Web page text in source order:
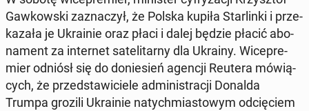
Gaw­kow­ski za­zna­czył, że Polska kupiła Star­lin­ki i prze­
ka­za­ła je Ukra­inie oraz płaci i dalej będzie płacić abo­
na­ment za in­ter­net sa­te­li­tar­ny dla Ukrainy. Wi­ce­pre­
mier odniósł się do do­nie­sień agencji Reutera mó­wią­
cych, że przed­sta­wi­cie­le ad­mi­ni­stra­cji Donalda
Trumpa grozili Ukra­inie na­tych­mia­sto­wym od­cię­ciem